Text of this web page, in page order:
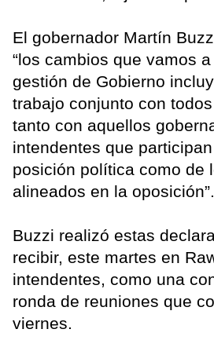
El gobernador Martín
“los cambios que vamos
gestión de Gobierno
trabajo conjunto con
tanto con aquellos
intendentes que
posición política como de
alineados en la oposición”.
Buzzi realizó estas
recibir, este martes en
intendentes, como una
ronda de reuniones que
viernes.